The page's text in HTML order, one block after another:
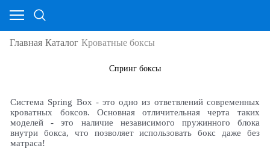
Главная Каталог Кроватные боксы
Спринг боксы
Система Spring Box - это одно из ответвлений современных
кроватных боксов. Основная отличительная черта таких
моделей - это наличие независимого пружинного блока
внутри бокса, что позволяет использовать бокс даже без
матраса!